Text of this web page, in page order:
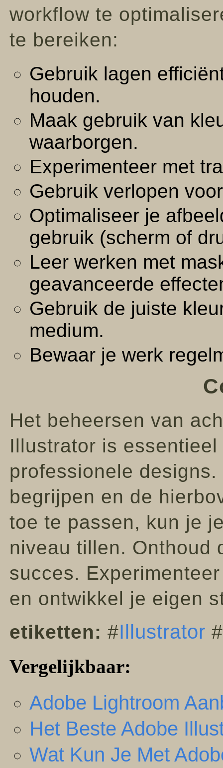
workflow te
te bereiken:
Gebruik lagen
houden.
Maak gebruik van
waarborgen.
Experimenteer met
Gebruik verlopen
Optimaliseer je
gebruik (scherm of
Leer werken met
geavanceerde
Gebruik de juiste
medium.
Bewaar je werk
Het beheersen van
Illustrator is
professionele
begrijpen en de
toe te passen, kun je
niveau tillen. Onthoud
succes.
en ontwikkel je eigen
etiketten: #Illustrator #
Vergelijkbaar:
Adobe Lightroom
Het Beste Adobe
Wat Kun Je Met